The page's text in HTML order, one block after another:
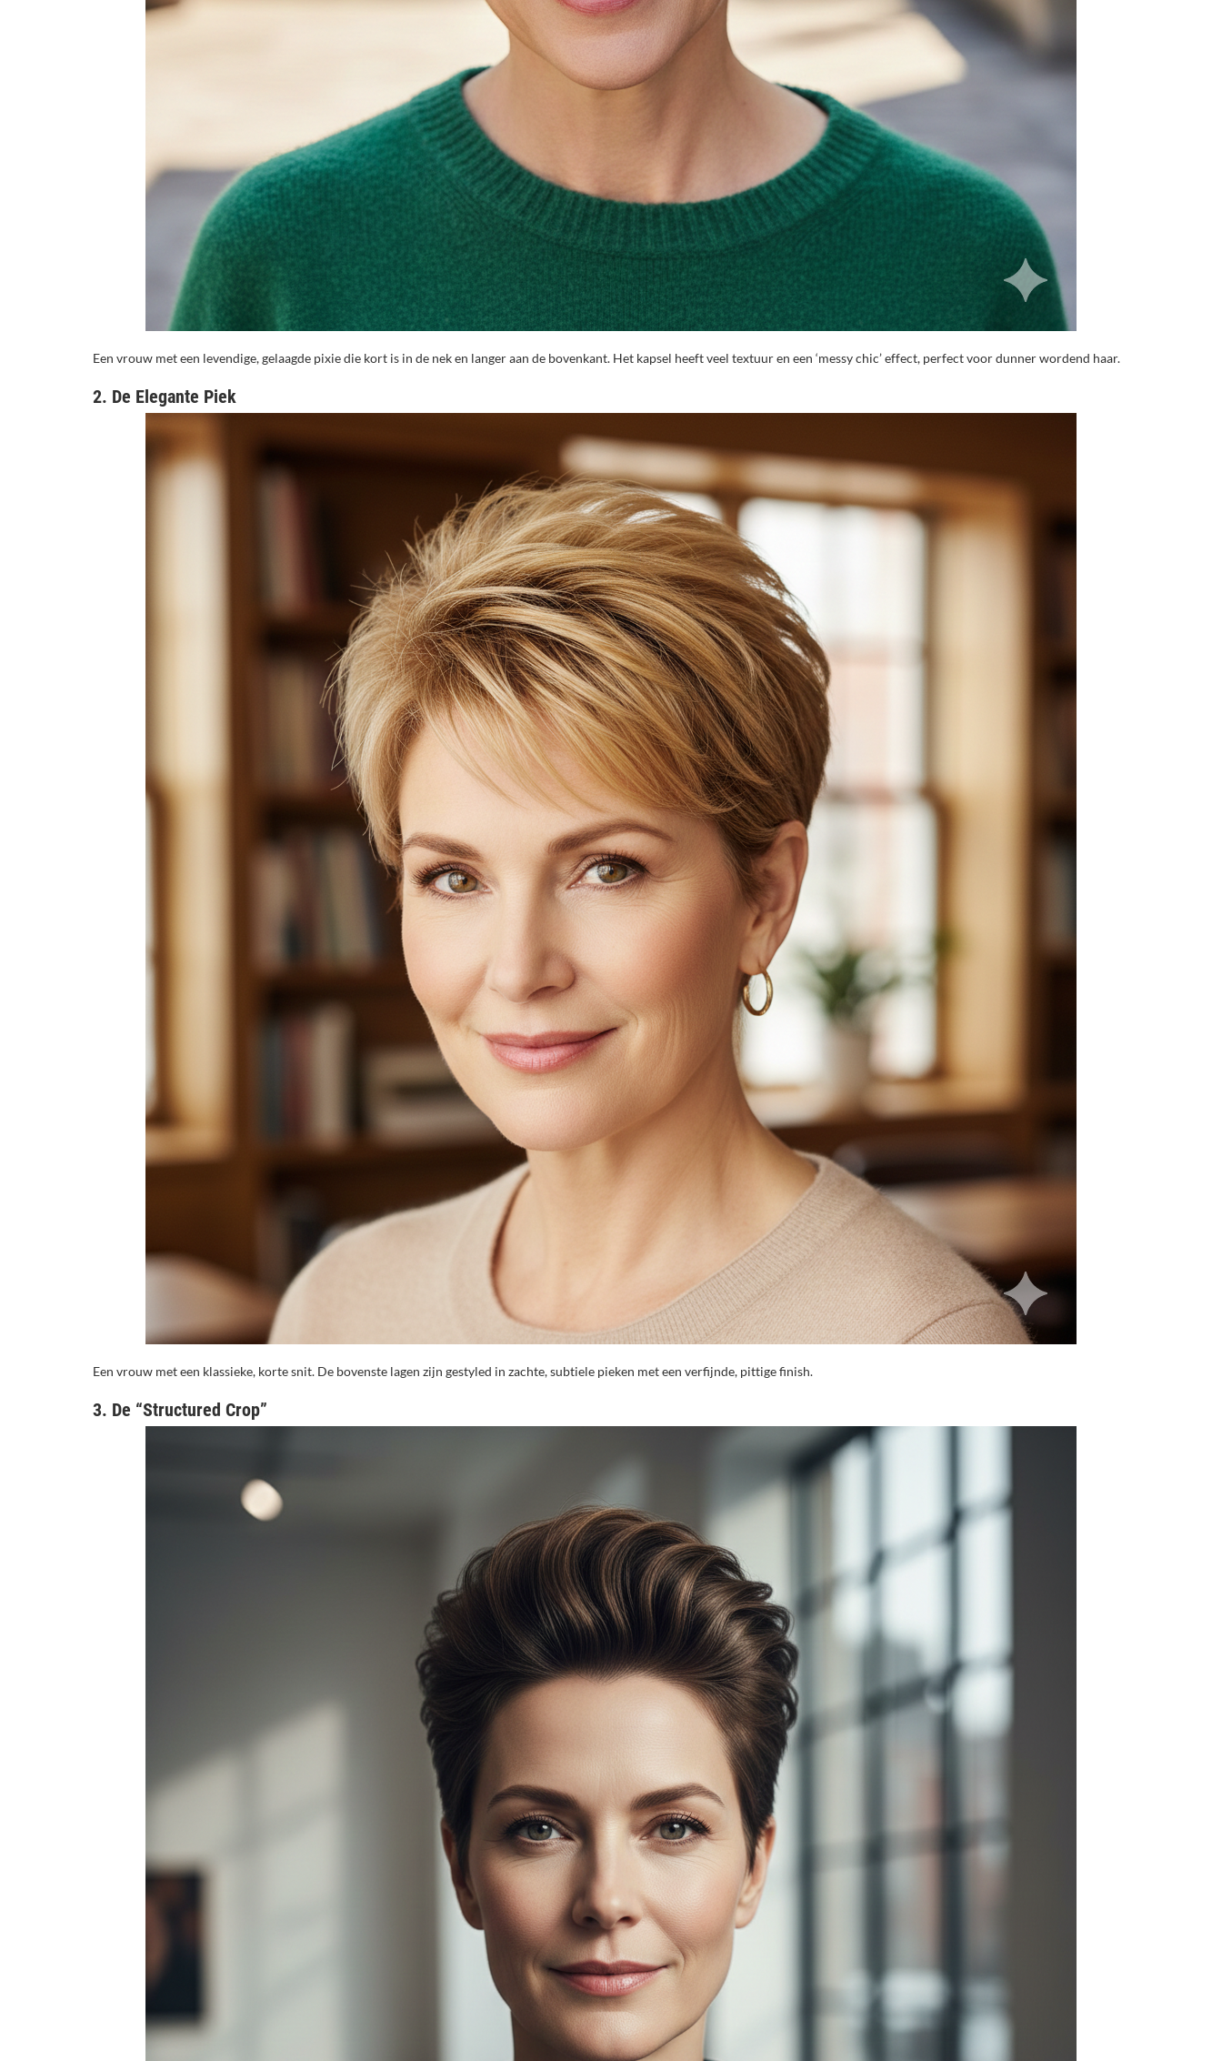
Een vrouw met een levendige, gelaagde pixie die kort is in de nek en langer aan de bovenkant. Het kapsel heeft veel textuur en een ‘messy chic’ effect, perfect voor dunner wordend haar.
2. De Elegante Piek
Een vrouw met een klassieke, korte snit. De bovenste lagen zijn gestyled in zachte, subtiele pieken met een verfijnde, pittige finish.
3. De “Structured Crop”